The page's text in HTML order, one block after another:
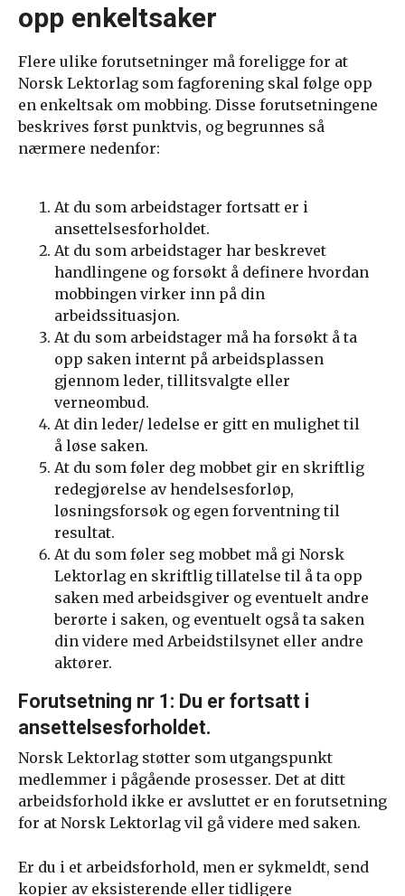
opp enkeltsaker
Flere ulike forutsetninger må foreligge for at
Norsk Lektorlag som fagforening skal følge opp
en enkeltsak om mobbing. Disse forutsetningene
beskrives først punktvis, og begrunnes så
nærmere nedenfor:
At du som arbeidstager fortsatt er i
ansettelsesforholdet.
At du som arbeidstager har beskrevet
handlingene og forsøkt å definere hvordan
mobbingen virker inn på din
arbeidssituasjon.
At du som arbeidstager må ha forsøkt å ta
opp saken internt på arbeidsplassen
gjennom leder, tillitsvalgte eller
verneombud.
At din leder/ ledelse er gitt en mulighet til
å løse saken.
At du som føler deg mobbet gir en skriftlig
redegjørelse av hendelsesforløp,
løsningsforsøk og egen forventning til
resultat.
At du som føler seg mobbet må gi Norsk
Lektorlag en skriftlig tillatelse til å ta opp
saken med arbeidsgiver og eventuelt andre
berørte i saken, og eventuelt også ta saken
din videre med Arbeidstilsynet eller andre
aktører.
Forutsetning nr 1: Du er fortsatt i
ansettelsesforholdet.
Norsk Lektorlag støtter som utgangspunkt
medlemmer i pågående prosesser. Det at ditt
arbeidsforhold ikke er avsluttet er en forutsetning
for at Norsk Lektorlag vil gå videre med saken.
Er du i et arbeidsforhold, men er sykmeldt, send
kopier av eksisterende eller tidligere